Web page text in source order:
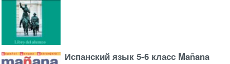
Испанский язык 5-6 класс Mañana